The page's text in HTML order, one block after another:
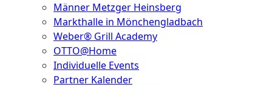
Männer Metzger Heinsberg
Markthalle in Mönchengladbach
Weber® Grill Academy
OTTO@Home
Individuelle Events
Partner Kalender